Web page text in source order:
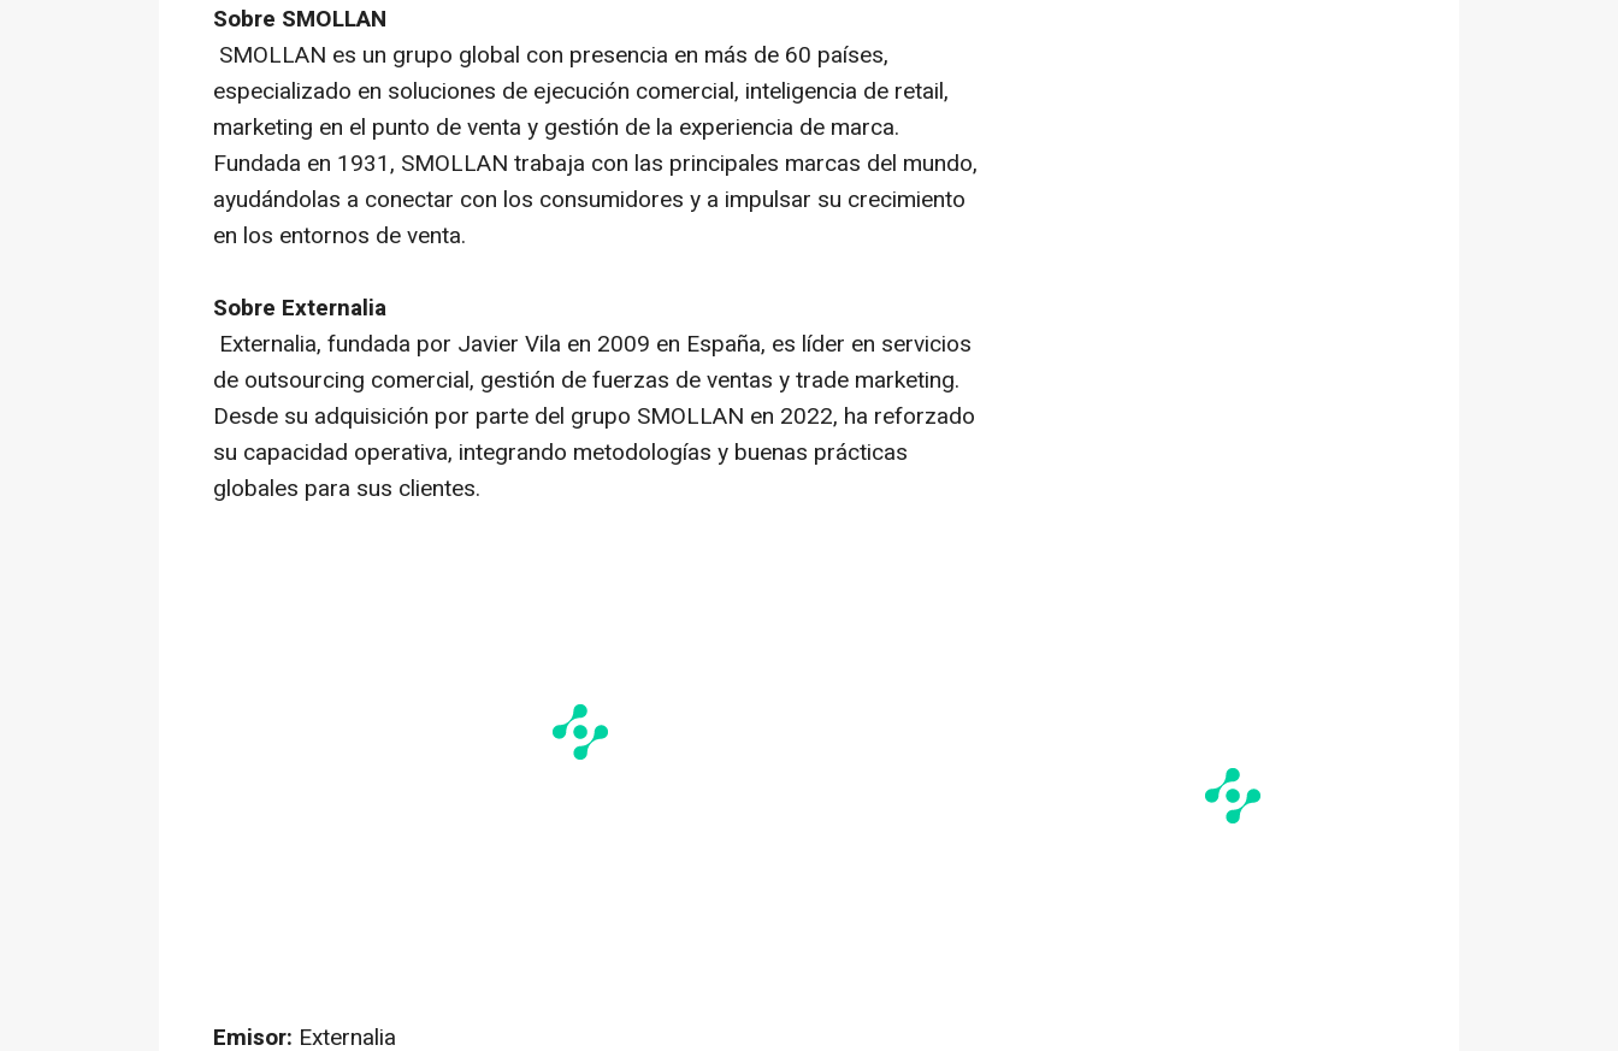
Sobre SMOLLAN
SMOLLAN es un grupo global con presencia en más de 60 países,
especializado en soluciones de ejecución comercial, inteligencia de retail,
marketing en el punto de venta y gestión de la experiencia de marca.
Fundada en 1931, SMOLLAN trabaja con las principales marcas del mundo,
ayudándolas a conectar con los consumidores y a impulsar su crecimiento
en los entornos de venta.
Sobre Externalia
Externalia, fundada por Javier Vila en 2009 en España, es líder en servicios
de outsourcing comercial, gestión de fuerzas de ventas ytrade marketing.
Desde su adquisición por parte del grupo SMOLLAN en 2022, ha reforzado
su capacidad operativa, integrando metodologías y buenas prácticas
globales para sus clientes.
Emisor: Externalia